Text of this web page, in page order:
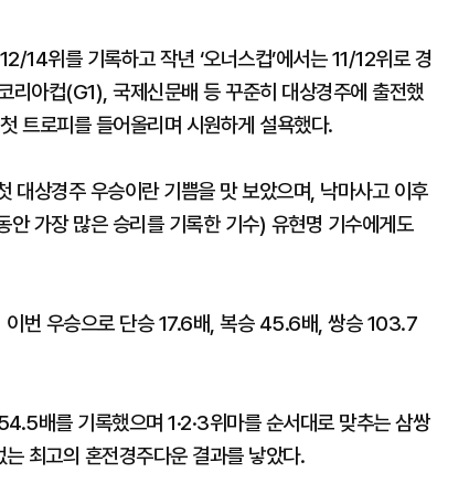
14위를 기록하고 작년 ‘오너스컵’에서는 11/12위로 경
리아컵(G1), 국제신문배 등 꾸준히 대상경주에 출전했
트로피를 들어올리며 시원하게 설욕했다.
대상경주 우승이란 기쁨을 맛 보았으며, 낙마사고 이후
가장 많은 승리를 기록한 기수) 유현명 기수에게도
이번 우승으로 단승 17.6배, 복승 45.6배, 쌍승 103.7
배를 기록했으며 1·2·3위마를 순서대로 맞추는 삼쌍
최고의 혼전경주다운 결과를 낳았다.